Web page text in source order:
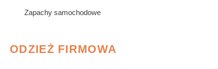
Zapachy samochodowe
ODZIEŻ FIRMOWA